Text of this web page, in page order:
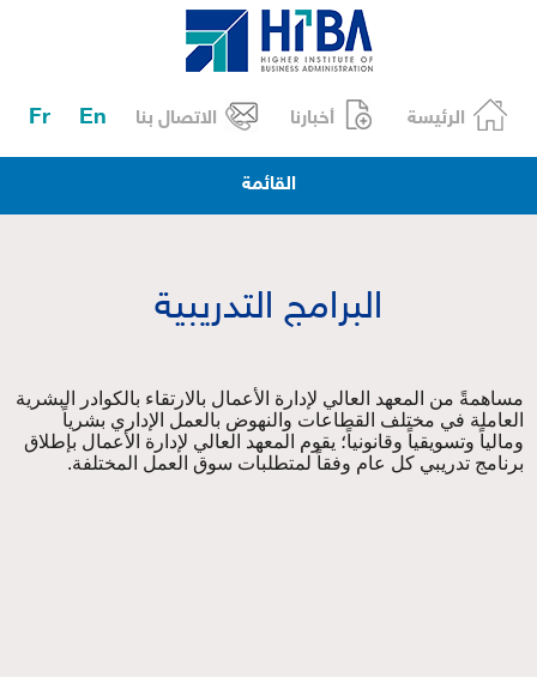
الرئيسة أخبارنا الاتصال بنا En
Fr
القائمة
البرامج التدريبية
مساهمةً من المعهد العالي لإدارة الأعمال بالارتقاء بالكوادر البشرية
العاملة في مختلف القطاعات والنهوض بالعمل الإداري بشرياً
ومالياً وتسويقياً وقانونياً؛ يقوم المعهد العالي لإدارة الأعمال بإطلاق
برنامج تدريبي كل عام وفقاً لمتطلبات سوق العمل المختلفة.